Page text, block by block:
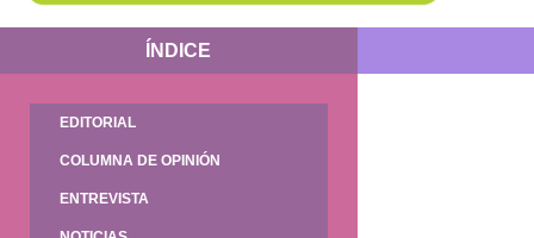
ÍNDICE
EDITORIAL
COLUMNA DE OPINIÓN
ENTREVISTA